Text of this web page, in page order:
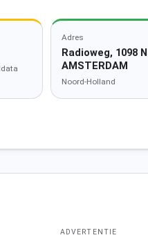
Adres
Radioweg, 1098
AMSTERDAM
Noord-Holland
ADVERTENTIE